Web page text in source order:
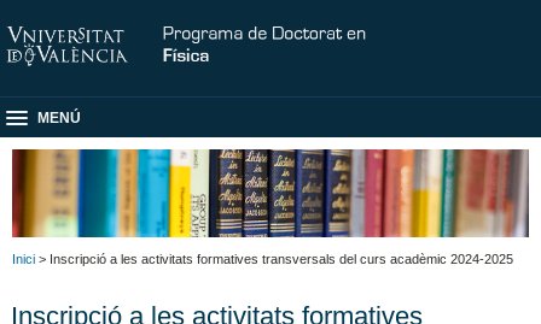
MENÚ
Inici > Inscripció a les activitats formatives transversals del curs acadèmic 2024-2025
Inscripció a les activitats formatives